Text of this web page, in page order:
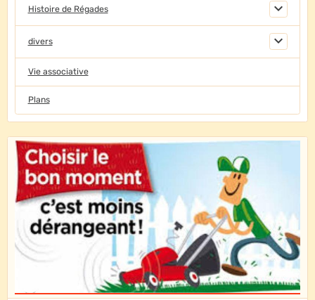
Histoire de Régades
divers
Vie associative
Plans